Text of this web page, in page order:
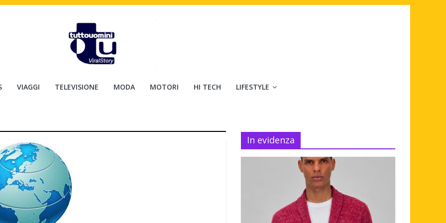
VIAGGI TELEVISIONE MODA MOTORI HI TECH LIFESTYLE
In evidenza